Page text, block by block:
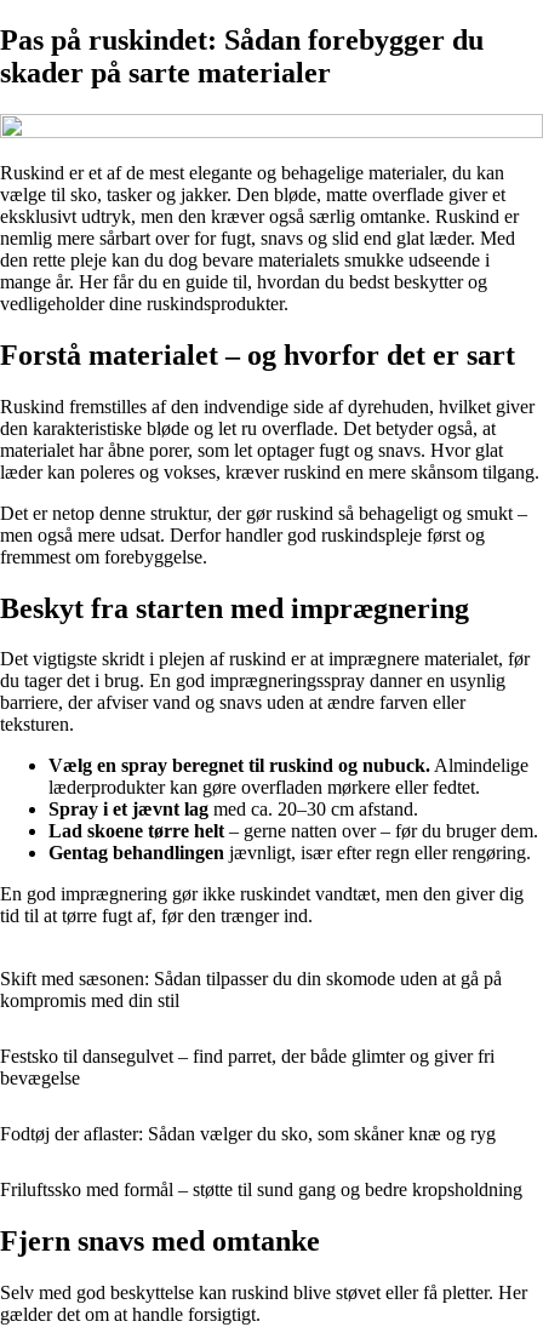
Pas på ruskindet: Sådan forebygger du
skader på sarte materialer
Ruskind er et af de mest elegante og behagelige materialer, du kan
vælge til sko, tasker og jakker. Den bløde, matte overflade giver et
eksklusivt udtryk, men den kræver også særlig omtanke. Ruskind er
nemlig mere sårbart over for fugt, snavs og slid end glat læder. Med
den rette pleje kan du dog bevare materialets smukke udseende i
mange år. Her får du en guide til, hvordan du bedst beskytter og
vedligeholder dine ruskindsprodukter.
Forstå materialet – og hvorfor det er sart
Ruskind fremstilles af den indvendige side af dyrehuden, hvilket giver
den karakteristiske bløde og let ru overflade. Det betyder også, at
materialet har åbne porer, som let optager fugt og snavs. Hvor glat
læder kan poleres og vokses, kræver ruskind en mere skånsom tilgang.
Det er netop denne struktur, der gør ruskind så behageligt og smukt –
men også mere udsat. Derfor handler god ruskindspleje først og
fremmest om forebyggelse.
Beskyt fra starten med imprægnering
Det vigtigste skridt i plejen af ruskind er at imprægnere materialet, før
du tager det i brug. En god imprægneringsspray danner en usynlig
barriere, der afviser vand og snavs uden at ændre farven eller
teksturen.
Vælg en spray beregnet til ruskind og nubuck.Almindelige
læderprodukter kan gøre overfladen mørkere eller fedtet.
Spray i et jævnt lag med ca. 20–30 cm afstand.
Lad skoene tørre helt– gerne natten over – før du bruger dem.
Gentag behandlingen jævnligt, især efter regn eller rengøring.
En god imprægnering gør ikke ruskindet vandtæt, men den giver dig
tid til at tørre fugt af, før den trænger ind.
Skift med sæsonen: Sådan tilpasser du din skomode uden at gå på
kompromis med din stil
Festsko til dansegulvet – find parret, der både glimter og giver fri
bevægelse
Fodtøj der aflaster: Sådan vælger du sko, som skåner knæ og ryg
Friluftssko med formål – støtte til sund gang og bedre kropsholdning
Fjern snavs med omtanke
Selv med god beskyttelse kan ruskind blive støvet eller få pletter. Her
gælder det om at handle forsigtigt.